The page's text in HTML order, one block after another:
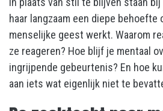
haar langzaam een diepe behoefte
menselijke geest werkt. Waarom
ze reageren? Hoe blijf je mentaal
ingrijpende gebeurtenis? En hoe
aan iets wat eigenlijk niet te